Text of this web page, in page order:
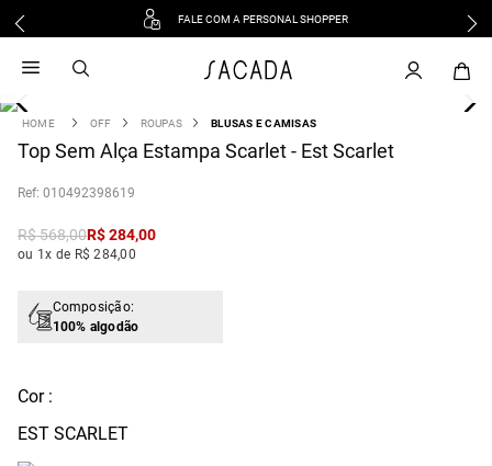
FALE COM A PERSONAL SHOPPER
OFF ROUPAS BLUSAS E CAMISAS
Top Sem Alça Estampa Scarlet - Est Scarlet
: 010492398619
R$568,00R$284,00
ou 1x de R$ 284,00
Composição:
100% algodão
Cor :
EST SCARLET
vestido
3 º blusa
º tricot
º macacão
jeans
camisa